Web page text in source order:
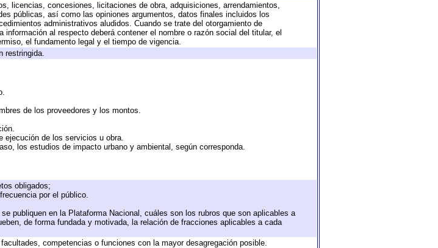
licencias, concesiones, licitaciones de obra, adquisiciones, arrendamientos,
públicas, así como las opiniones argumentos, datos finales incluidos los
administrativos aludidos. Cuando se trate del otorgamiento de
al respecto deberá contener el nombre o razón social del titular, el
el fundamento legal y el tiempo de vigencia.
restringida.
de los proveedores y los montos.
ejecución de los servicios u obra.
los estudios de impacto urbano y ambiental, según corresponda.
obligados;
por el público.
publiquen en la Plataforma Nacional, cuáles son los rubros que son aplicables a
de forma fundada y motivada, la relación de fracciones aplicables a cada
competencias o funciones con la mayor desagregación posible.